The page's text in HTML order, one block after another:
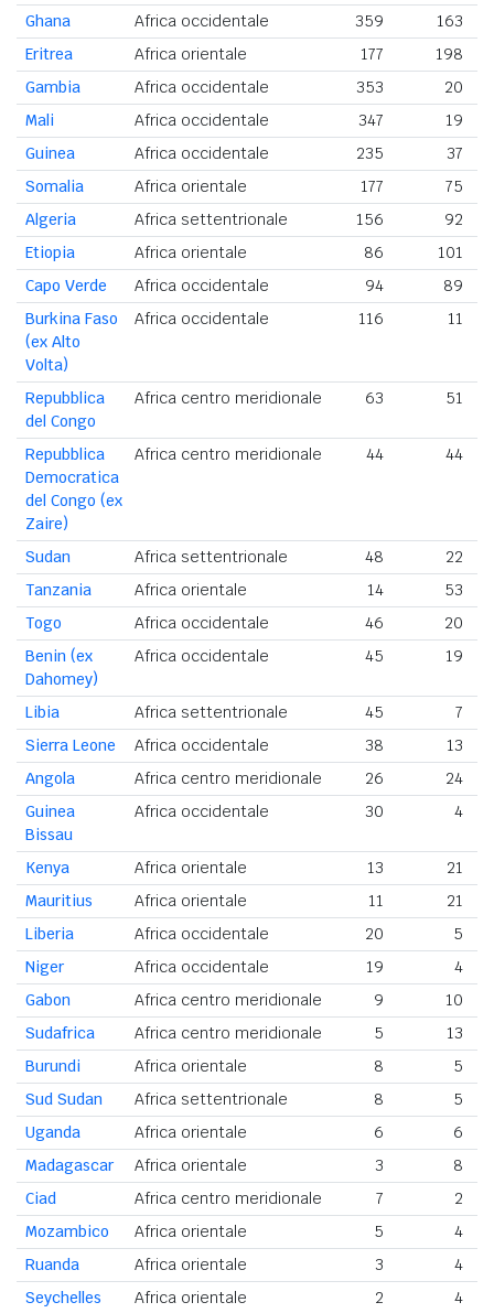
Ghana Africa occidentale 359
163
Eritrea
Africa orientale 177
198
Gambia
Africa occidentale 353
20
Mali
Africa occidentale 347
19
Guinea
Africa occidentale 235
37
Somalia
Africa orientale 177
75
Algeria
Africa settentrionale 156
92
Etiopia
Africa orientale 86
101
Capo Verde
Africa occidentale 94
89
Burkina Faso
(ex Alto
Volta)
Africa occidentale 116 11
Repubblica
del Congo
Africa centro meridionale 63 51
Repubblica
Democratica
del Congo (ex
Zaire)
Africa centro meridionale 44 44
Sudan Africa settentrionale 48
22
Tanzania
Africa orientale 14
53
Togo
Africa occidentale 46
20
Benin (ex
Dahomey)
Africa occidentale 45 19
Libia Africa settentrionale 45
7
Sierra Leone
Africa occidentale 38
13
Angola
Africa centro meridionale 26
24
Guinea
Bissau
Africa occidentale 30 4
Kenya Africa orientale 13
21
Mauritius
Africa orientale 11
21
Liberia
Africa occidentale 20
5
Niger
Africa occidentale 19
4
Gabon
Africa centro meridionale 9
10
Sudafrica
Africa centro meridionale 5
13
Burundi
Africa orientale 8
5
Sud Sudan
Africa settentrionale 8
5
Uganda
Africa orientale 6
6
Madagascar
Africa orientale 3
8
Ciad
Africa centro meridionale 7
2
Mozambico
Africa orientale 5
4
Ruanda
Africa orientale 3
4
Seychelles
Africa orientale 2 4